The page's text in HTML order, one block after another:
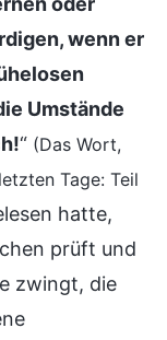
wenn er
Umstände
“ (Das Wort,
Tage: Teil
hatte,
prüft und
zwingt, die